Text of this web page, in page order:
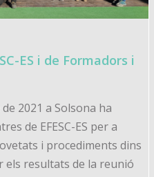
ES i de Formadors i
2021 a Solsona ha
de EFESC-ES per a
i procediments dins
els resultats de la reunió